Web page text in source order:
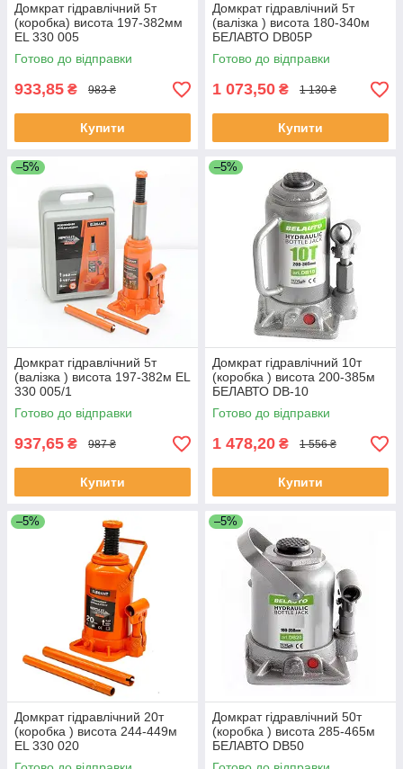
Домкрат гідравлічний 5т
(коробка) висота 197-382мм
EL 330 005
Готово до відправки
933,85 ₴ 983 ₴
Купити
Домкрат гідравлічний 5т
(валізка ) висота 180-340м
БЕЛАВТО DB05P
Готово до відправки
1 073,50 ₴ 1 130 ₴
Купити
–5%
Домкрат гідравлічний 5т
(валізка ) висота 197-382м EL
330 005/1
Готово до відправки
937,65 ₴ 987 ₴
Купити
–5%
Домкрат гідравлічний 10т
(коробка ) висота 200-385м
БЕЛАВТО DB-10
Готово до відправки
1 478,20 ₴ 1 556 ₴
Купити
–5%
Домкрат гідравлічний 20т
(коробка ) висота 244-449м
EL 330 020
–5%
Домкрат гідравлічний 50т
(коробка ) висота 285-465м
БЕЛАВТО DB50